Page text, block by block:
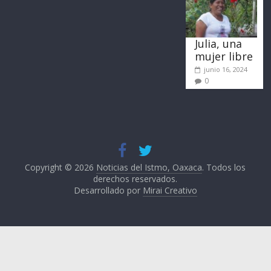
Julia, una
mujer libre
junio 16, 2024
0
Copyright © 2026 Noticias del Istmo, Oaxaca. Todos los
derechos reservados.
Desarrollado por Mirai Creativo